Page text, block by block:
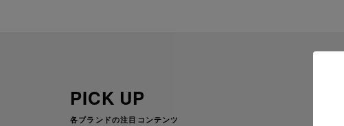
PICK UP
各ブランドの注目コンテンツ